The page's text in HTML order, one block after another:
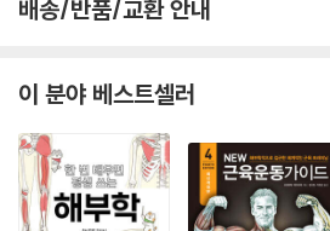
배송/반품/교환 안내
이 분야 베스트셀러